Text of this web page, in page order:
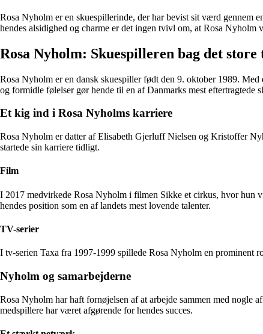
Rosa Nyholm er en skuespillerinde, der har bevist sit værd gennem
hendes alsidighed og charme er det ingen tvivl om, at Rosa Nyholm
Rosa Nyholm: Skuespilleren bag det store
Rosa Nyholm er en dansk skuespiller født den 9. oktober 1989.
og formidle følelser gør hende til en af Danmarks mest eftertragtede
Et kig ind i Rosa Nyholms karriere
Rosa Nyholm er datter af Elisabeth Gjerluff Nielsen og Kristoffer
startede sin karriere tidligt.
Film
I 2017 medvirkede Rosa Nyholm i filmen Sikke et cirkus, hvor hun
hendes position som en af landets mest lovende talenter.
TV-serier
I tv-serien Taxa fra 1997-1999 spillede Rosa Nyholm en prominent
Nyholm og samarbejderne
Rosa Nyholm har haft fornøjelsen af at arbejde sammen med nogle
medspillere har været afgørende for hendes succes.